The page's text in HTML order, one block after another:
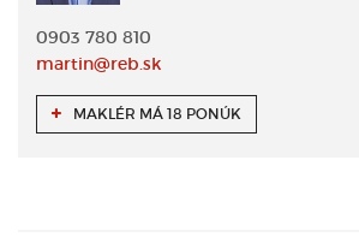
0903 780 810
martin@reb.sk
MAKLÉR MÁ 18 PONÚK